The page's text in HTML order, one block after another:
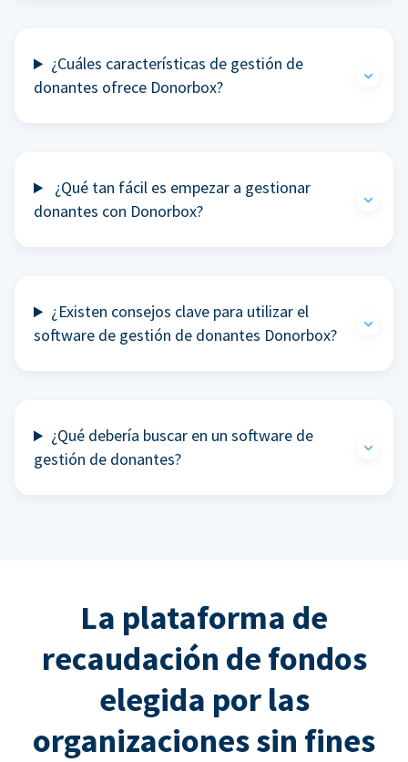
¿Cuáles características de gestión de
donantes ofrece Donorbox?
¿Qué tan fácil es empezar a gestionar
donantes con Donorbox?
¿Existen consejos clave para utilizar el
software de gestión de donantes Donorbox?
¿Qué debería buscar en un software de
gestión de donantes?
La plataforma de
recaudación de fondos
elegida por las
organizaciones sin fines